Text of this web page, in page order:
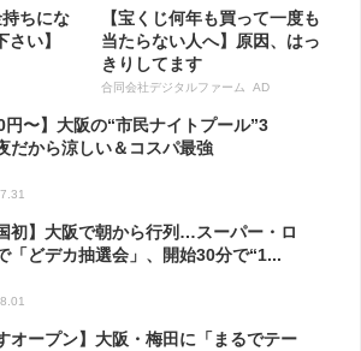
持ちにな
い】
【宝くじ何年も買って一度も
当たらない人へ】原因、はっ
きりしてます
合同会社デジタルファーム AD
円〜】大阪の“市民ナイトプール”3
だから涼しい＆コスパ最強
国初】大阪で朝から行列…スーパー・ロ
「どデカ抽選会」、開始30分で“1...
オープン】大阪・梅田に「まるでテー